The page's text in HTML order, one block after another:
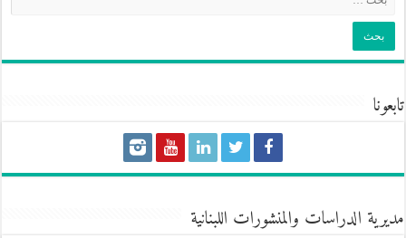
تابعونا
مديرية الدراسات والمنشورات اللبنانية